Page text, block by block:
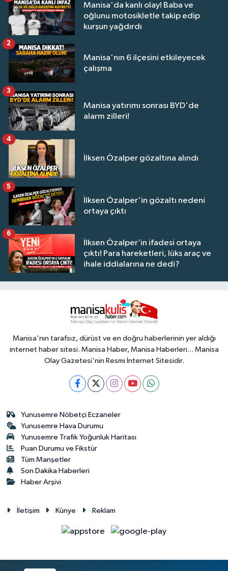
Manisa'da kanlı olay! Baba ve
oğlunu motosikletle takip edip
kurşun yağdırdı
Manisa'nın 6 ilçesini etkileyecek
çalışma
2
Manisa yatırımı sonrası BYD'de
alarm zilleri!
3
İlksen Özalper gözaltına alındı
4
İlksen Özalper'in gözaltı nedeni
ortaya çıktı
5
İlksen Özalper’in ifadesi ortaya
çıktı! Para hareketleri, lüks araç ve
ihale iddialarına ne dedi?
6
Manisa'nın tarafsız, dürüst ve en doğru haberlerinin yer aldığı
internet haber sitesi. Manisa Haber, Manisa Haberleri... Manisa
Olay Gazetesi'nin Resmi İnternet Sitesidir.
Yunusemre Nöbetçi Eczaneler
Yunusemre Hava Durumu
Yunusemre Trafik Yoğunluk Haritası
Puan Durumu ve Fikstür
Tüm Manşetler
Son Dakika Haberleri
Haber Arşivi
İletişim Künye Reklam